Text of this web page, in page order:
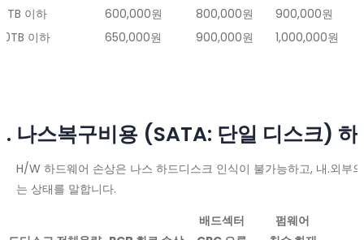
이하
600,000원 800,000원 900,000원
이하
650,000원 900,000원 1,000,000원
나스복구비용 (SATA: 단일 디스크)
H/W 하드웨어 손상은 나스 하드디스크 인식이 불가능하고, 내.외부
는 상태를 말합니다.
배드섹터
펌웨어